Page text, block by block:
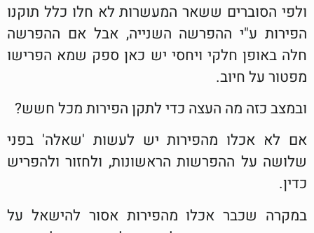
ולפי הסוברים ששאר המעשרות לא חלו כלל תוקנו
הפירות ע"י ההפרשה השנייה, אבל אם ההפרשה
חלה באופן חלקי ויחסי יש כאן ספק שמא הפרישו
מפטור על חיוב.
ובמצב כזה מה העצה כדי לתקן הפירות מכל חשש?
אם לא אכלו מהפירות יש לעשות 'שאלה' בפני
שלושה על ההפרשות הראשונות, ולחזור ולהפריש
כדין.
במקרה שכבר אכלו מהפירות אסור להישאל על